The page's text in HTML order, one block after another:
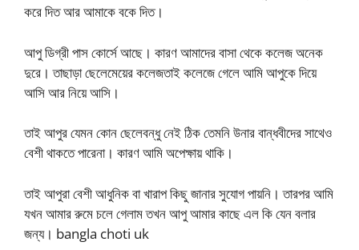
করে দিত আর আমাকে বকে দিত।
আপু ডিগ্রী পাস কোর্সে আছে। কারণ আমাদের বাসা থেকে কলেজ অনেক
দুরে। তাছাড়া ছেলেমেয়ের কলেজতাই কলেজে গেলে আমি আপুকে দিয়ে
আসি আর নিয়ে আসি।
তাই আপুর যেমন কোন ছেলেবন্ধু নেই ঠিক তেমনি উনার বান্ধবীদের সাথেও
বেশী থাকতে পারেনা। কারণ আমি অপেক্ষায় থাকি।
তাই আপুরা বেশী আধুনিক বা খারাপ কিছু জানার সুযোগ পায়নি। তারপর আমি
যখন আমার রুমে চলে গেলাম তখন আপু আমার কাছে এল কি যেন বলার
জন্য। bangla choti uk